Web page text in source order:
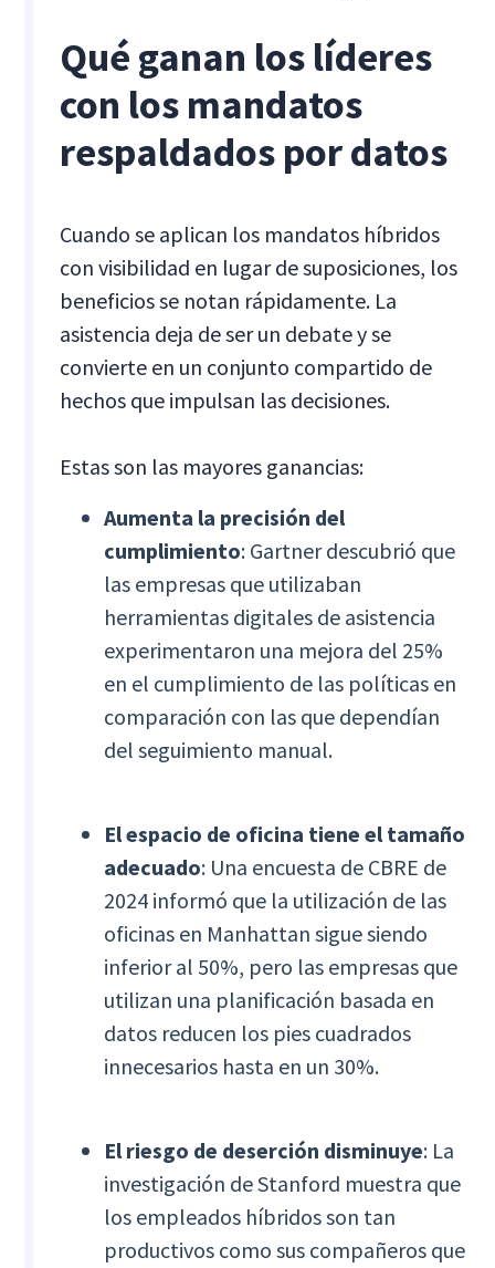
Qué ganan los líderes
con los mandatos
respaldados por datos
Cuando se aplican los mandatos híbridos
con visibilidad en lugar de suposiciones, los
beneficios se notan rápidamente. La
asistencia deja de ser un debate y se
convierte en un conjunto compartido de
hechos que impulsan las decisiones.
Estas son las mayores ganancias:
Aumenta la precisión del
cumplimiento: Gartner descubrió que
las empresas que utilizaban
herramientas digitales de asistencia
experimentaron una mejora del 25%
en el cumplimiento de las políticas en
comparación con las que dependían
del seguimiento manual.
El espacio de oficina tiene el tamaño
adecuado: Una encuesta de CBRE de
2024 informó que la utilización de las
oficinas en Manhattan sigue siendo
inferior al 50%, pero las empresas que
utilizan una planificación basada en
datos reducen los pies cuadrados
innecesarios hasta en un 30%.
El riesgo de deserción disminuye: La
investigación de Stanford muestra que
los empleados híbridos son tan
productivos como sus compañeros que